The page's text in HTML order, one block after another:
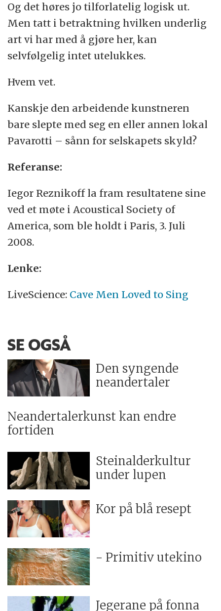
Og det høres jo tilforlatelig logisk ut.
Men tatt i betraktning hvilken underlig
art vi har med å gjøre her, kan
selvfølgelig intet utelukkes.
Hvem vet.
Kanskje den arbeidende kunstneren
bare slepte med seg en eller annen lokal
Pavarotti – sånn for selskapets skyld?
Referanse:
Iegor Reznikoff la fram resultatene sine
ved et møte i Acoustical Society of
America, som ble holdt i Paris, 3. Juli
2008.
Lenke:
LiveScience: Cave Men Loved to Sing
SE OGSÅ
Den syngende
neandertaler
Neandertalerkunst kan endre
fortiden
Steinalderkultur
under lupen
Kor på blå resept
- Primitiv utekino
Jegerane på fonna